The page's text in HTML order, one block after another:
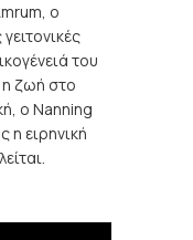
ο
του
ζωή στο
ο Nanning
η ειρηνική